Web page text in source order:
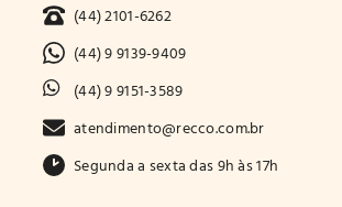
(44) 2101-6262
(44) 9 9139-9409
(44) 9 9151-3589
atendimento@recco.com.br
Segunda a sexta das 9h às 17h